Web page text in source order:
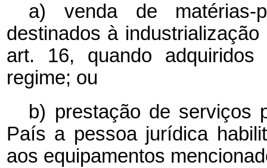
a) venda de matérias-
destinados à
art. 16, quando
regime; ou
b) prestação de serviços
País a pessoa jurídica
aos equipamentos